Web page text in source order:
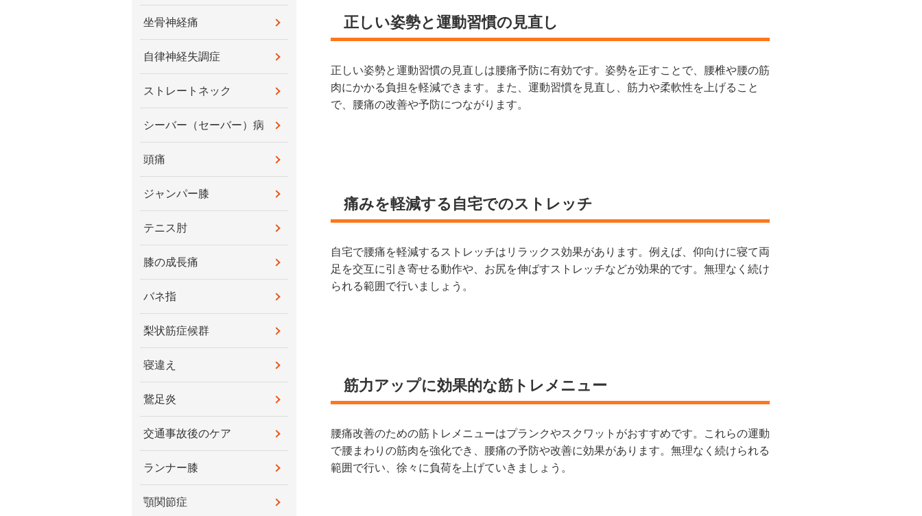
正しい姿勢と運動習慣の見直し
正しい姿勢と運動習慣の見直しは腰痛予防に有効です。姿勢を正すことで、腰椎や腰の筋
肉にかかる負担を軽減できます。また、運動習慣を見直し、筋力や柔軟性を上げること
で、腰痛の改善や予防につながります。
痛みを軽減する自宅でのストレッチ
自宅で腰痛を軽減するストレッチはリラックス効果があります。例えば、仰向けに寝て両
足を交互に引き寄せる動作や、お尻を伸ばすストレッチなどが効果的です。無理なく続け
られる範囲で行いましょう。
筋力アップに効果的な筋トレメニュー
腰痛改善のための筋トレメニューはプランクやスクワットがおすすめです。これらの運動
で腰まわりの筋肉を強化でき、腰痛の予防や改善に効果があります。無理なく続けられる
範囲で行い、徐々に負荷を上げていきましょう。
坐骨神経痛
自律神経失調症
ストレートネック
シーバー（セーバー）病
頭痛
ジャンパー膝
テニス肘
膝の成長痛
バネ指
梨状筋症候群
寝違え
鵞足炎
交通事故後のケア
ランナー膝
顎関節症